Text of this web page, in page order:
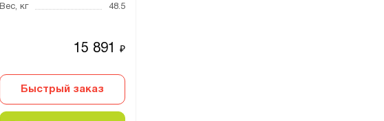
Вес, кг
48.5
15 891 ₽
Быстрый заказ